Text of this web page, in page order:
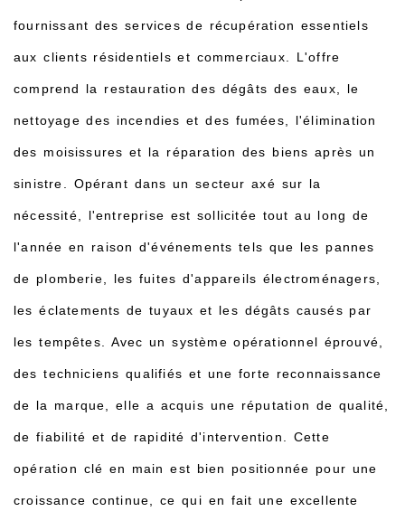
fournissant des services de récupération essentiels
aux clients résidentiels et commerciaux. L'offre
comprend la restauration des dégâts des eaux, le
nettoyage des incendies et des fumées, l'élimination
des moisissures et la réparation des biens après un
sinistre. Opérant dans un secteur axé sur la
nécessité, l'entreprise est sollicitée tout au long de
l'année en raison d'événements tels que les pannes
de plomberie, les fuites d'appareils électroménagers,
les éclatements de tuyaux et les dégâts causés par
les tempêtes. Avec un système opérationnel éprouvé,
des techniciens qualifiés et une forte reconnaissance
de la marque, elle a acquis une réputation de qualité,
de fiabilité et de rapidité d'intervention. Cette
opération clé en main est bien positionnée pour une
croissance continue, ce qui en fait une excellente